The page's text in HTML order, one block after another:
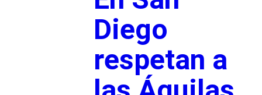
Diego
respetan a